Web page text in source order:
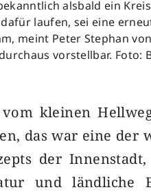
alsbald ein
laufen, sei eine
meint Peter Stephan
vorstellbar. Foto:
vom kleinen
das war eine der
der
und ländliche